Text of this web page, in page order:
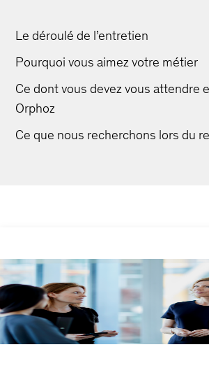
Le déroulé de l’entretien
Pourquoi vous aimez votre métier
Ce dont vous devez vous attendre
Orphoz
Ce que nous recherchons lors du